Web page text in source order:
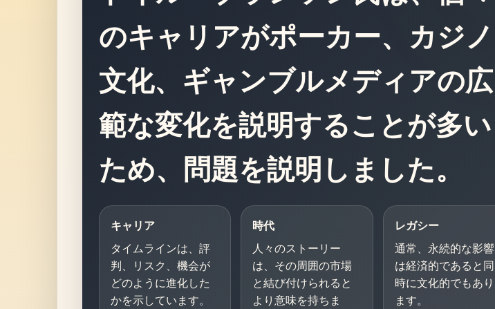
のキャリアがポーカー、カジノ
文化、ギャンブルメディアの広
範な変化を説明することが多い
ため、問題を説明しました。
キャリア
タイムラインは、評
判、リスク、機会が
どのように進化した
かを示しています。
時代
人々のストーリー
は、その周囲の市場
と結び付けられると
より意味を持ちま
レガシー
通常、永続的な影響
は経済的であると同
時に文化的でもあり
ます。